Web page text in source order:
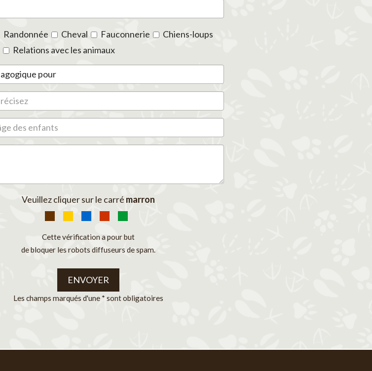
Randonnée Cheval Fauconnerie
Chiens-loups
Relations avec les animaux
Veuillez cliquer sur le carré marron
Cette vérification a pour but
de bloquer les robots diffuseurs de spam.
ENVOYER
Les champs marqués d'une * sont obligatoires